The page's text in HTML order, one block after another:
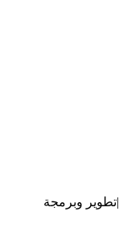
|تطوير وبرمجة